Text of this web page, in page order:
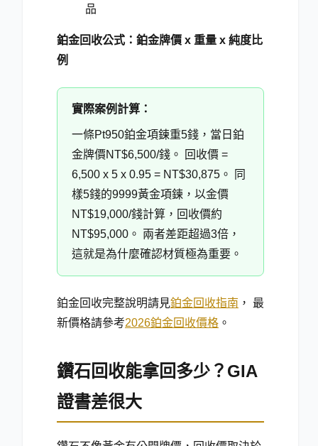
品
鉑金回收公式：鉑金牌價 x 重量 x 純度比
例
實際案例計算：
一條Pt950鉑金項鍊重5錢，當日鉑
金牌價NT$6,500/錢。 回收價 =
6,500 x 5 x 0.95 = NT$30,875。 同
樣5錢的9999黃金項鍊，以金價
NT$19,000/錢計算，回收價約
NT$95,000。 兩者差距超過3倍，
這就是為什麼確認材質極為重要。
鉑金回收完整說明請見鉑金回收指南 ， 最
新價格請參考2026鉑金回收價格 。
鑽石回收能拿回多少？GIA
證書差很大